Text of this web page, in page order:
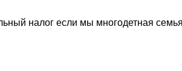
налог если мы многодетная семья